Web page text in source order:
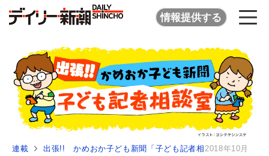
情報提供する
連載
出張!! かめおか子ども新聞「子ども記者相2018年10月